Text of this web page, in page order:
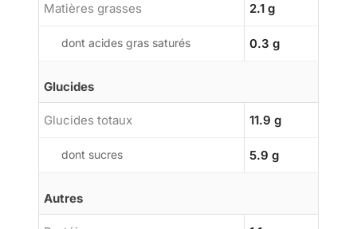
Matières grasses 2.1 g
dont acides gras saturés 0.3 g
Glucides
Glucides totaux 11.9 g
dont sucres 5.9 g
Autres